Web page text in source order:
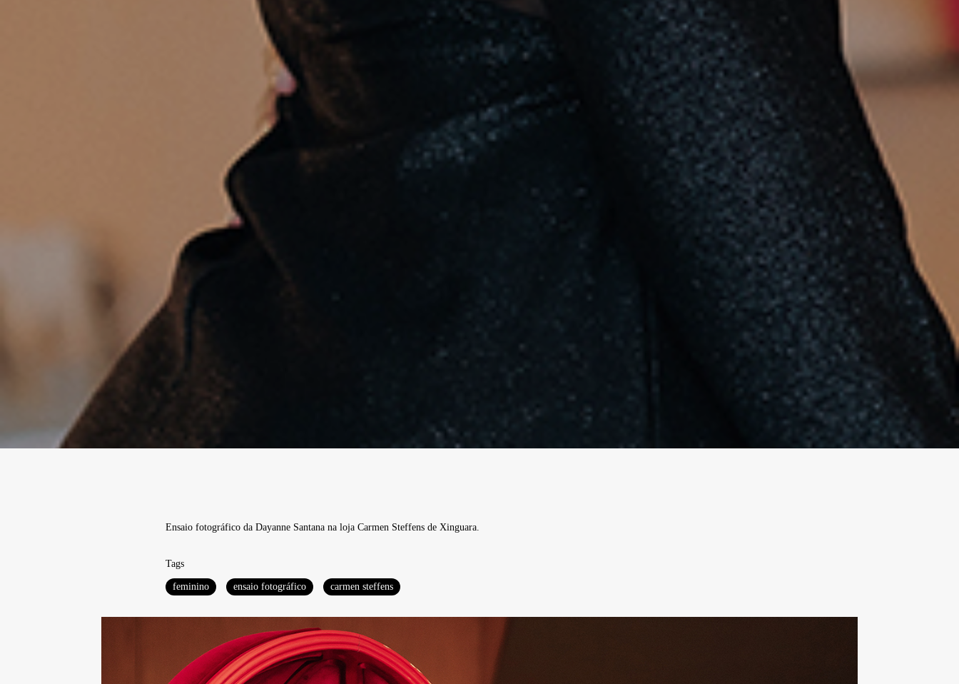
Ensaio fotográfico da Dayanne Santana na loja Carmen Steffens de Xinguara.
Tags
feminino ensaio fotográfico carmen steffens